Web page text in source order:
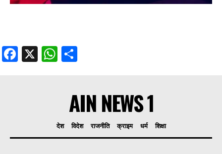
Facebook
X WhatsApp
AIN NEWS 1
देश विदेश राजनीति क्राइम धर्म शिक्षा